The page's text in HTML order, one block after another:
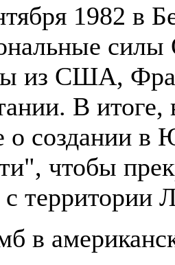
1982 в
из США,
В
о создании
чтобы
территории
в